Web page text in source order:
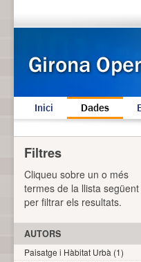
Inici Dades
Filtres
Cliqueu sobre un o més
termes de la llista següent
per filtrar els resultats.
AUTORS
Paisatge i Hàbitat Urbà (1)